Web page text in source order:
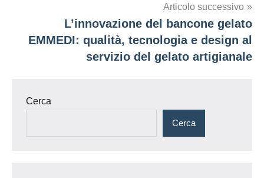
Articolo successivo
L’innovazione del bancone gelato
EMMEDI: qualità, tecnologia e design al
servizio del gelato artigianale
Cerca
Cerca